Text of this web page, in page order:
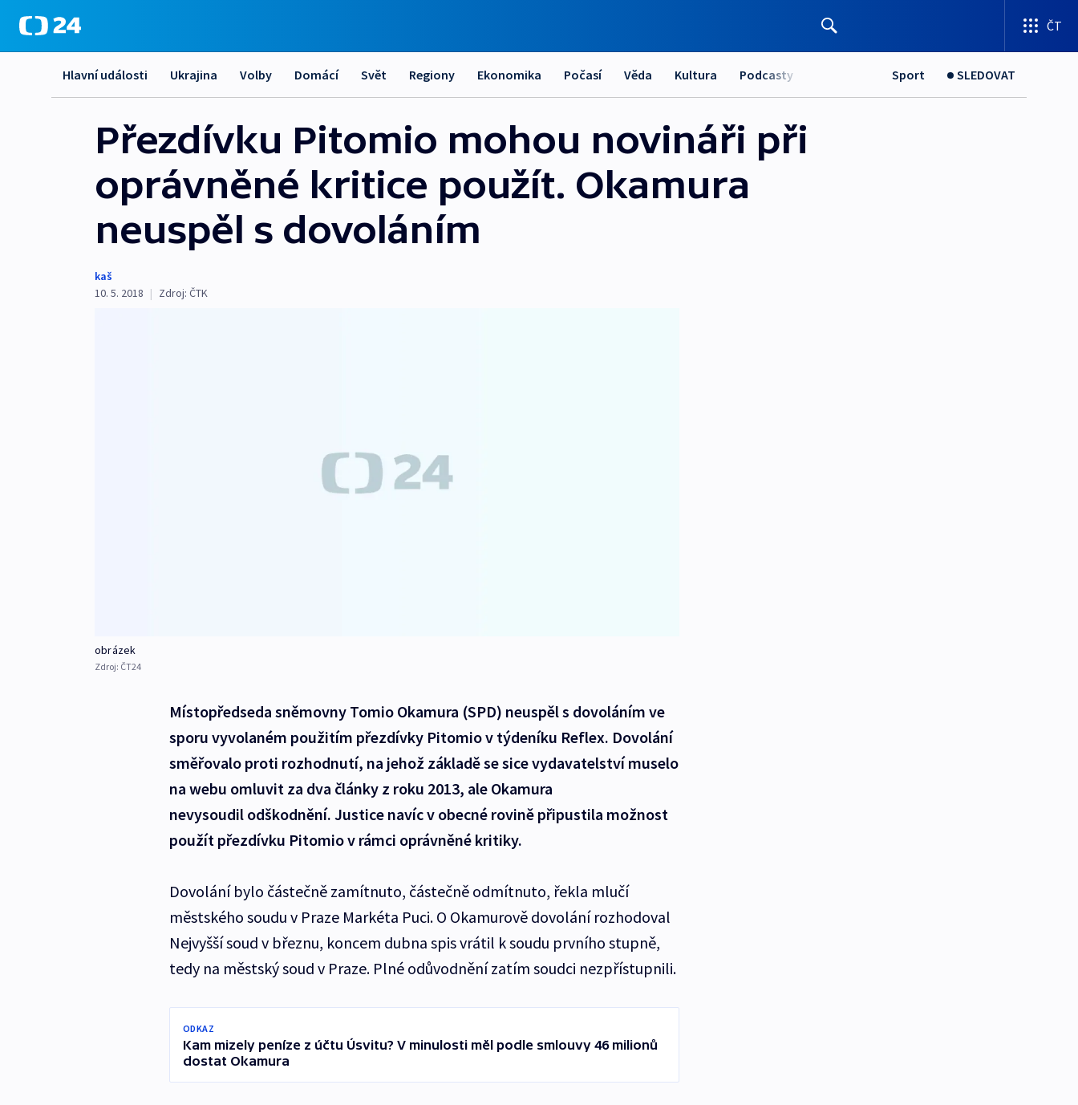
ČT
Hlavní události Ukrajina Volby Domácí Svět Regiony Ekonomika Počasí Věda Kultura Podcasty Sport SLEDOVAT
Přezdívku Pitomio mohou novináři při
oprávněné kritice použít. Okamura
neuspěl s dovoláním
kaš
10. 5. 2018 | Zdroj: ČTK
obrázek
Zdroj: ČT24
Místopředseda sněmovny Tomio Okamura (SPD) neuspěl s dovoláním ve
sporu vyvolaném použitím přezdívky Pitomio v týdeníku Reflex. Dovolání
směřovalo proti rozhodnutí, na jehož základě se sice vydavatelství muselo
na webu omluvit za dva články z roku 2013, ale Okamura
nevysoudil odškodnění. Justice navíc v obecné rovině připustila možnost
použít přezdívku Pitomio v rámci oprávněné kritiky.
Dovolání bylo částečně zamítnuto, částečně odmítnuto, řekla mlučí
městského soudu v Praze Markéta Puci. O Okamurově dovolání rozhodoval
Nejvyšší soud v březnu, koncem dubna spis vrátil k soudu prvního stupně,
tedy na městský soud v Praze. Plné odůvodnění zatím soudci nezpřístupnili.
ODKAZ
Kam mizely peníze z účtu Úsvitu? V minulosti měl podle smlouvy 46 milionů
dostat Okamura